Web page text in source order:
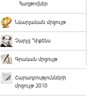
Հաղթողներ
Նկարչական մրցույթ
Չարլզ Դիքենս
Գրական մրցույթ
Շարադրությունների
մրցույթ 2010